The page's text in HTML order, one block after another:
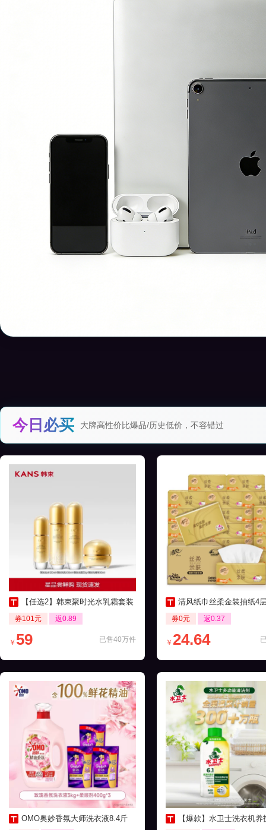
今日必买 大牌高性价比爆品/历史低价，不容错过
【任选2】韩束聚时光水乳霜套装
券101元 返0.89
已售40万件
￥ 59
清风纸巾丝柔金装抽纸4层24包家
券0元 返0.37
￥ 24.64
OMO奥妙香氛大师洗衣液8.4斤 【爆款】水卫士洗衣机养护液